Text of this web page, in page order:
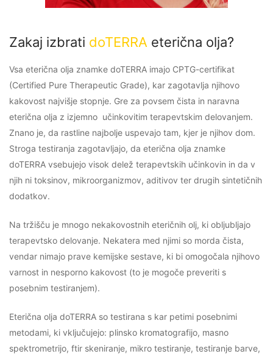
Zakaj izbrati doTERRA eterična olja?
Vsa eterična olja znamke doTERRA imajo CPTG-certifikat
(Certified Pure Therapeutic Grade), kar zagotavlja njihovo
kakovost najvišje stopnje. Gre za povsem čista in naravna
eterična olja z izjemno učinkovitim terapevtskim delovanjem.
Znano je, da rastline najbolje uspevajo tam, kjer je njihov dom.
Stroga testiranja zagotavljajo, da eterična olja znamke
doTERRA vsebujejo visok delež terapevtskih učinkovin in da v
njih ni toksinov, mikroorganizmov, aditivov ter drugih sintetičnih
dodatkov.
Na tržišču je mnogo nekakovostnih eteričnih olj, ki obljubljajo
terapevtsko delovanje. Nekatera med njimi so morda čista,
vendar nimajo prave kemijske sestave, ki bi omogočala njihovo
varnost in nesporno kakovost (to je mogoče preveriti s
posebnim testiranjem).
Eterična olja doTERRA so testirana s kar petimi posebnimi
metodami, ki vključujejo: plinsko kromatografijo, masno
spektrometrijo, ftir skeniranje, mikro testiranje, testiranje barve,